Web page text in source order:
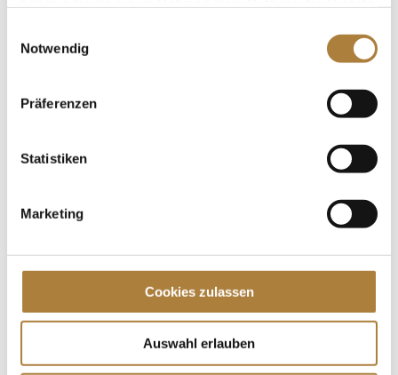
Notwendig
Präferenzen
Statistiken
Marketing
Cookies zulassen
Auswahl erlauben
Objekt aus Hans Günter Winklers Erfolgszeiten bei
Ising Open Sales versteigert Anlässlich der Premiere
rundum gelungener Auktionsabend geglückt. Eine
vonInsa Strothmann|27. März 2026|Allgemein,
News
Überblick über die Stiftungsaktivitäten, Projekte und
war ein besonderes Jahr für den Deutschen